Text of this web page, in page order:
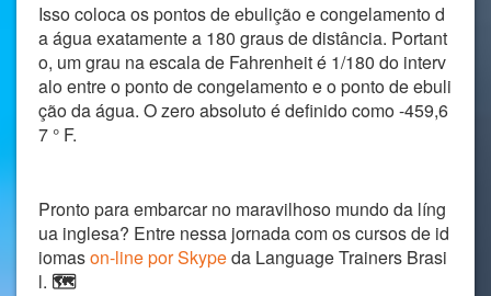
Isso coloca os pontos de ebulição e congelamento d
a água exatamente a 180 graus de distância. Portant
o, um grau na escala de Fahrenheit é 1/180 do interv
alo entre o ponto de congelamento e o ponto de ebuli
ção da água. O zero absoluto é definido como -459,6
7 ° F.
Pronto para embarcar no maravilhoso mundo da líng
ua inglesa? Entre nessa jornada com os cursos de id
iomason-line por Skypeda Language Trainers Brasi
l. 🗺️